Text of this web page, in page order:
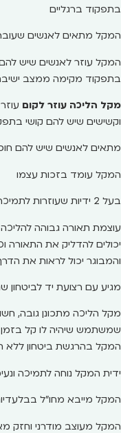
בתפקוד ברגליים
המקל מתאים לאנשים
המקל עוזר לאנשים שיש
בתפקוד מקימה ממצב
מקל הליכה עוזר לקום
וקשישים שיש להם קושי
מתאים לאנשים שיש להם
המקל עומד בזכות עצמו
בעל 2 ידיות שעוזרות לתמיכה בזמן קימה ומונעות נפילה
עוצמת תאורה גבוהה
יכולים להדליק את התאורה
והמבוגר יכול לראות את
מגיע עם רצועת יד
מקל הליכה מתכונן גובה,
שמשתמש שיהיה לו קל בזמן
המקל בהרגשת ביטחון ללא
ידית המקל נוחה לתמיכה
המקל מייבא מחו"ל
המקל מעוצב מודרני וחזק